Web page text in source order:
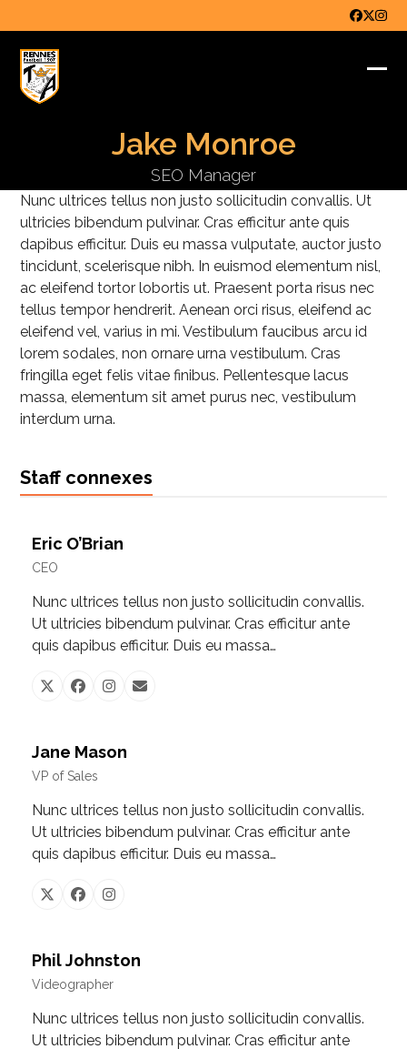
to
content
Twitter
Jake Monroe
SEO Manager
Nunc ultrices tellus non justo sollicitudin convallis. Ut
ultricies bibendum pulvinar. Cras efficitur ante quis
dapibus efficitur. Duis eu massa vulputate, auctor justo
tincidunt, scelerisque nibh. In euismod elementum nisl,
ac eleifend tortor lobortis ut. Praesent porta risus nec
tellus tempor hendrerit. Aenean orci risus, eleifend ac
eleifend vel, varius in mi. Vestibulum faucibus arcu id
lorem sodales, non ornare urna vestibulum. Cras
fringilla eget felis vitae finibus. Pellentesque lacus
massa, elementum sit amet purus nec, vestibulum
interdum urna.
Staff connexes
Eric O’Brian
CEO
Nunc ultrices tellus non justo sollicitudin convallis.
Ut ultricies bibendum pulvinar. Cras efficitur ante
quis dapibus efficitur. Duis eu massa…
X Facebook
Instagram
Email
Jane Mason
VP of Sales
Nunc ultrices tellus non justo sollicitudin convallis.
Ut ultricies bibendum pulvinar. Cras efficitur ante
quis dapibus efficitur. Duis eu massa…
X FacebookInstagram
Phil Johnston
Videographer
Nunc ultrices tellus non justo sollicitudin convallis.
Ut ultricies bibendum pulvinar. Cras efficitur ante